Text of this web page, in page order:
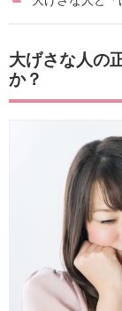
大げさな人の
か？